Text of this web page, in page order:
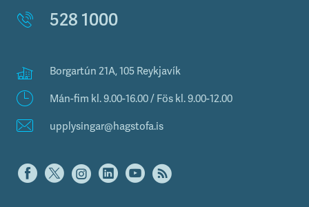
528 1000
Borgartún 21A, 105 Reykjavík
Mán-fim kl. 9.00-16.00 / Fös kl. 9.00-12.00
upplysingar@hagstofa.is